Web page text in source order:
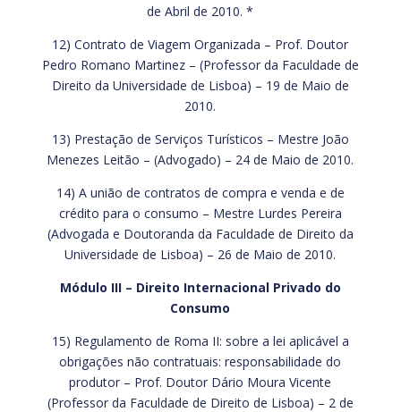
de Abril de 2010. *
12) Contrato de Viagem Organizada – Prof. Doutor
Pedro Romano Martinez – (Professor da Faculdade de
Direito da Universidade de Lisboa) – 19 de Maio de
2010.
13) Prestação de Serviços Turísticos – Mestre João
Menezes Leitão – (Advogado) – 24 de Maio de 2010.
14) A união de contratos de compra e venda e de
crédito para o consumo – Mestre Lurdes Pereira
(Advogada e Doutoranda da Faculdade de Direito da
Universidade de Lisboa) – 26 de Maio de 2010.
Módulo III – Direito Internacional Privado do
Consumo
15) Regulamento de Roma II: sobre a lei aplicável a
obrigações não contratuais: responsabilidade do
produtor – Prof. Doutor Dário Moura Vicente
(Professor da Faculdade de Direito de Lisboa) – 2 de